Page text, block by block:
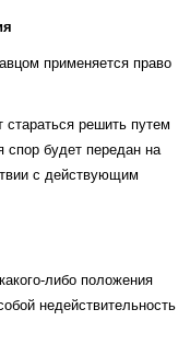
применяется право
решить путем
спор будет передан на
с действующим
либо положения
недействительность